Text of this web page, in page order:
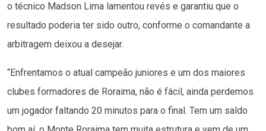
o técnico Madson Lima lamentou revés e garantiu que o
resultado poderia ter sido outro, conforme o comandante a
arbitragem deixou a desejar.
“Enfrentamos o atual campeão juniores e um dos maiores
clubes formadores de Roraima, não é fácil, ainda perdemos
um jogador faltando 20 minutos para o final. Tem um saldo